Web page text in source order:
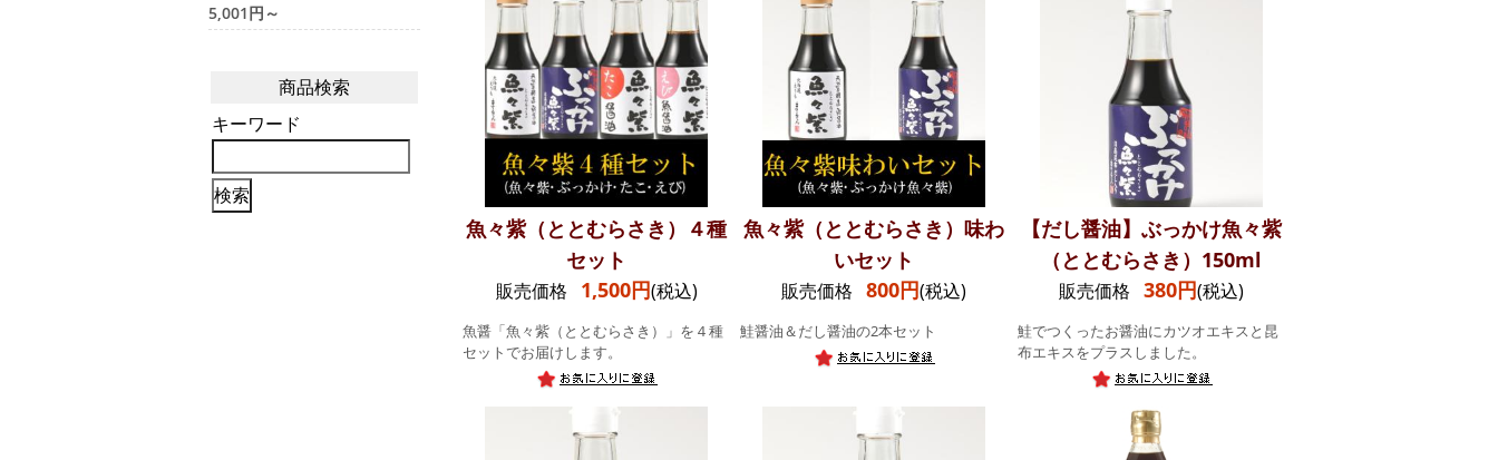
5,001円～
商品検索
キーワード
魚々紫（ととむらさき）４種
セット
販売価格 1,500円(税込)
魚醤「魚々紫（ととむらさき）」を４種
セットでお届けします。
魚々紫（ととむらさき）味わ
いセット
販売価格 800円(税込)
鮭醤油＆だし醤油の2本セット
【だし醤油】ぶっかけ魚々紫
（ととむらさき）150ml
販売価格 380円(税込)
鮭でつくったお醤油にカツオエキスと昆
布エキスをプラスしました。